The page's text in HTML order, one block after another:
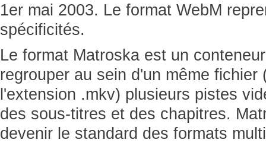
1er mai 2003. Le format WebM
spécificités.
Le format Matroska est un
regrouper au sein d'un même fichier
l'extension .mkv) plusieurs pistes
des sous-titres et des chapitres.
devenir le standard des formats